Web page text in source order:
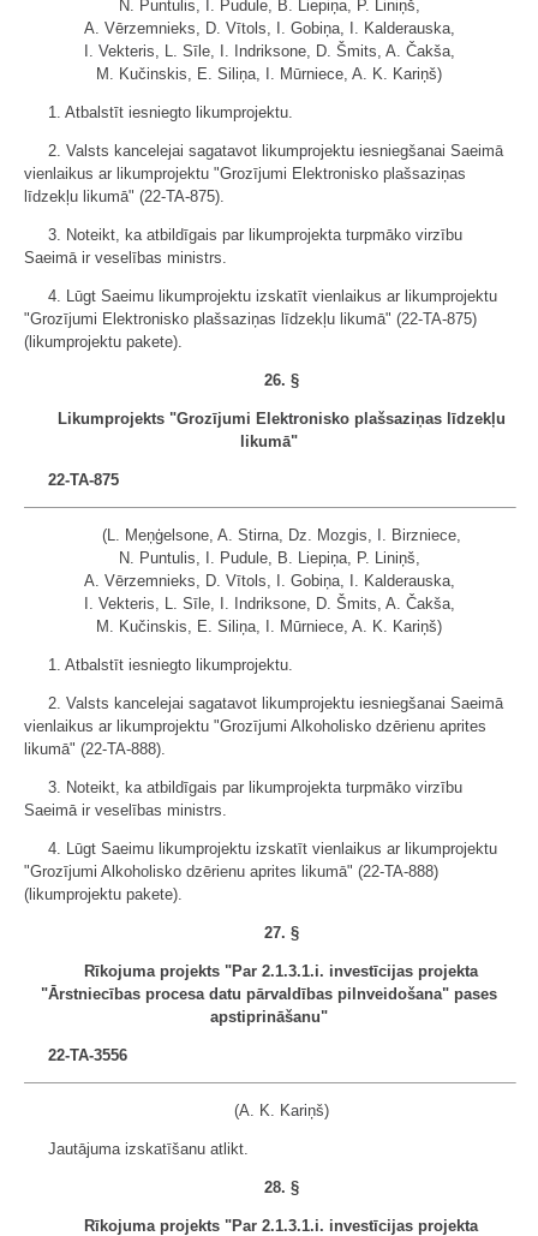
N. Puntulis, I. Pudule, B. Liepiņa, P. Liniņš,
A. Vērzemnieks, D. Vītols, I. Gobiņa, I. Kalderauska,
I. Vekteris, L. Sīle, I. Indriksone, D. Šmits, A. Čakša,
M. Kučinskis, E. Siliņa, I. Mūrniece, A. K. Kariņš)
1. Atbalstīt iesniegto likumprojektu.
2. Valsts kancelejai sagatavot likumprojektu iesniegšanai Saeimā
vienlaikus ar likumprojektu "Grozījumi Elektronisko plašsaziņas
līdzekļu likumā" (22-TA-875).
3. Noteikt, ka atbildīgais par likumprojekta turpmāko virzību
Saeimā ir veselības ministrs.
4. Lūgt Saeimu likumprojektu izskatīt vienlaikus ar likumprojektu
"Grozījumi Elektronisko plašsaziņas līdzekļu likumā" (22-TA-875)
(likumprojektu pakete).
26. §
Likumprojekts "Grozījumi Elektronisko plašsaziņas līdzekļu
likumā"
22-TA-875
(L. Meņģelsone, A. Stirna, Dz. Mozgis, I. Birzniece,
N. Puntulis, I. Pudule, B. Liepiņa, P. Liniņš,
A. Vērzemnieks, D. Vītols, I. Gobiņa, I. Kalderauska,
I. Vekteris, L. Sīle, I. Indriksone, D. Šmits, A. Čakša,
M. Kučinskis, E. Siliņa, I. Mūrniece, A. K. Kariņš)
1. Atbalstīt iesniegto likumprojektu.
2. Valsts kancelejai sagatavot likumprojektu iesniegšanai Saeimā
vienlaikus ar likumprojektu "Grozījumi Alkoholisko dzērienu aprites
likumā" (22-TA-888).
3. Noteikt, ka atbildīgais par likumprojekta turpmāko virzību
Saeimā ir veselības ministrs.
4. Lūgt Saeimu likumprojektu izskatīt vienlaikus ar likumprojektu
"Grozījumi Alkoholisko dzērienu aprites likumā" (22-TA-888)
(likumprojektu pakete).
27. §
Rīkojuma projekts "Par 2.1.3.1.i. investīcijas projekta
"Ārstniecības procesa datu pārvaldības pilnveidošana" pases
apstiprināšanu"
22-TA-3556
(A. K. Kariņš)
Jautājuma izskatīšanu atlikt.
28. §
Rīkojuma projekts "Par 2.1.3.1.i. investīcijas projekta